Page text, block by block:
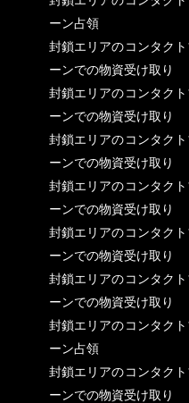
ーン占領
封鎖エリアのコンタク
ーンでの物資受け取り
封鎖エリアのコンタク
ーンでの物資受け取り
封鎖エリアのコンタク
ーンでの物資受け取り
封鎖エリアのコンタク
ーンでの物資受け取り
封鎖エリアのコンタク
ーンでの物資受け取り
封鎖エリアのコンタク
ーンでの物資受け取り
封鎖エリアのコンタク
ーン占領
封鎖エリアのコンタク
ーンでの物資受け取り